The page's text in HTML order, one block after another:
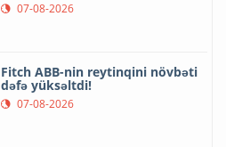
07-08-2026
Fitch ABB-nin reytinqini növbəti
dəfə yüksəltdi!
07-08-2026